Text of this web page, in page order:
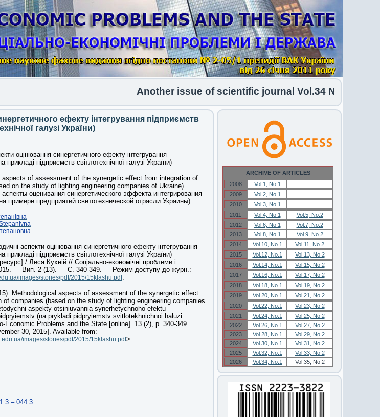
Another issue of scientific journal Vol.34 No.1 2026 has
ефекту інтегрування підприємств
галузі України)
оцінювання синергетичного ефекту інтегрування
прикладі підприємств світлотехнічної галузі України)
aspects of assessment of the synergetic effect from integration of
on the study of lighting engineering companies of Ukraine)
оценивания синергетического эффекта интегрирования
примере предприятий светотехнической отрасли Украины)
аспекти оцінювання синергетичного ефекту інтегрування
прикладі підприємств світлотехнічної галузі України)
/ Леся Кухній // Соціально-економічні проблеми і
— Вип. 2 (13). — С. 340-349. — Режим доступу до журн.:
images/stories/pdf/2015/15klashu.pdf.
Methodological aspects of assessment of the synergetic effect
of companies (based on the study of lighting engineering companies
aspekty otsiniuvannia synerhetychnoho efektu
(na prykladi pidpryiemstv svitlotekhnichnoi haluzi
Economic Problems and the State [online]. 13 (2), p. 340-349.
30, 2015]. Available from:
images/stories/pdf/2015/15klashu.pdf>
– 044.3
ARCHIVE OF ARTICLES
2008
Vol.1, No.1
2009
Vol.2, No.1
2010
Vol.3, No.1
2011
Vol.4, No.1
Vol.5, No.2
2012
Vol.6, No.1
Vol.7, No.2
2013
Vol.8, No.1
Vol.9, No.2
2014
Vol.10, No.1
Vol.11, No.2
2015
Vol.12, No.1
Vol.13, No.2
2016
Vol.14, No.1
Vol.15, No.2
2017
Vol.16, No.1
Vol.17, No.2
2018
Vol.18, No.1
Vol.19, No.2
2019
Vol.20, No.1
Vol.21, No.2
2020
Vol.22, No.1
Vol.23, No.2
2021
Vol.24, No.1
Vol.25, No.2
2022
Vol.26, No.1
Vol.27, No.2
2023
Vol.28, No.1
Vol.29, No.2
2024
Vol.30, No.1
Vol.31, No.2
2025
Vol.32, No.1
Vol.33, No.2
2026
Vol.34, No.1 Vol.35, No.2